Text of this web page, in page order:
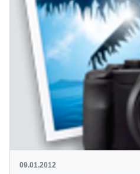
09.01.2012